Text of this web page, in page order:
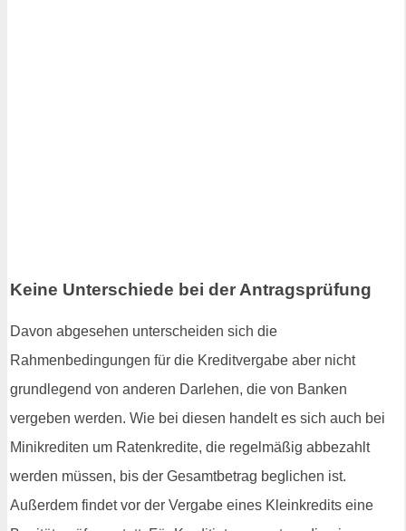
Keine Unterschiede bei der Antragsprüfung
Davon abgesehen unterscheiden sich die
Rahmenbedingungen für die Kreditvergabe aber nicht
grundlegend von anderen Darlehen, die von Banken
vergeben werden. Wie bei diesen handelt es sich auch bei
Minikrediten um Ratenkredite, die regelmäßig abbezahlt
werden müssen, bis der Gesamtbetrag beglichen ist.
Außerdem findet vor der Vergabe eines Kleinkredits eine